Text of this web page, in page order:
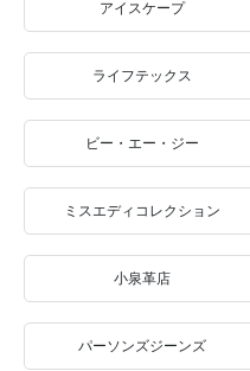
アイスケープ
ライフテックス
ビー・エー・ジー
ミスエディコレクション
小泉革店
パーソンズジーンズ